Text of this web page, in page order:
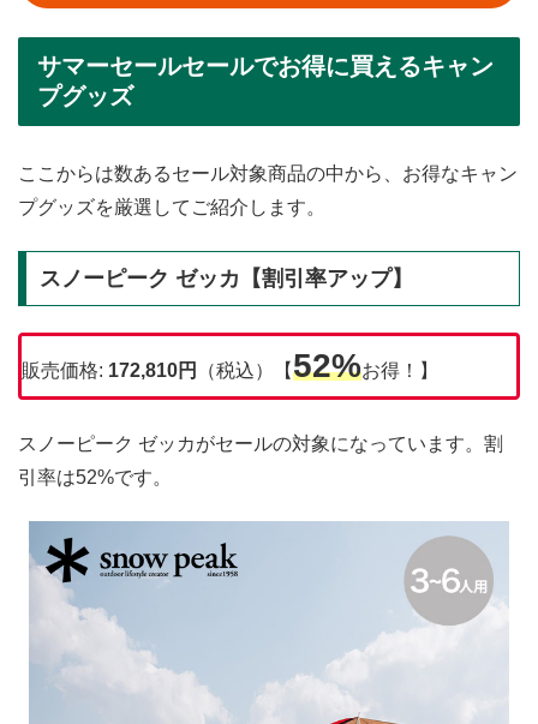
サマーセールセールでお得に買えるキャン
プグッズ
ここからは数あるセール対象商品の中から、お得なキャン
プグッズを厳選してご紹介します。
スノーピーク ゼッカ【割引率アップ】
販売価格: 172,810円 （税込）【52%お得！】
スノーピーク ゼッカがセールの対象になっています。割
引率は52%です。